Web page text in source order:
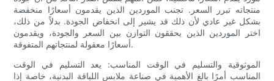
منتجاته تبرر السعر. تجنب الموردين الذين يقدمون أسعارًا منخفضة
بشكل غير عادي لأن ذلك قد يشير إلى انخفاض الجودة. بدلاً من ذلك،
اختر الموردين الذين يحققون التوازن بين السعر والجودة، ويقدمون
أسعارًا معقولة لمنتجاتهم المتفوقة.
الموثوقية والتسليم في الوقت المناسب: يعد التسليم في الوقت
المناسب أمرًا بالغ الأهمية في صناعة ملابس اللياقة البدنية، خاصة إذا